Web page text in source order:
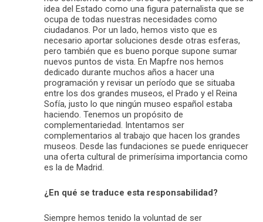
idea del Estado como una figura paternalista que se
ocupa de todas nuestras necesidades como
ciudadanos. Por un lado, hemos visto que es
necesario aportar soluciones desde otras esferas,
pero también que es bueno porque supone sumar
nuevos puntos de vista. En Mapfre nos hemos
dedicado durante muchos años a hacer una
programación y revisar un período que se situaba
entre los dos grandes museos, el Prado y el Reina
Sofía, justo lo que ningún museo español estaba
haciendo. Tenemos un propósito de
complementariedad. Intentamos ser
complementarios al trabajo que hacen los grandes
museos. Desde las fundaciones se puede enriquecer
una oferta cultural de primerísima importancia como
es la de Madrid.
¿En qué se traduce esta responsabilidad?
Siempre hemos tenido la voluntad de ser